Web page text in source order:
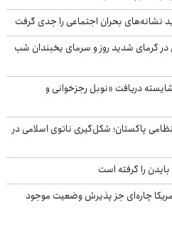
در گرمای شدید روز و سرمای یخبندان شب
دریافت «نوبل رجزخوانی و
پاکستان؛ شکل‌گیری ناتوی اسلامی در
را گرفته است
چاره‌ای جز پذیرش وضعیت موجود